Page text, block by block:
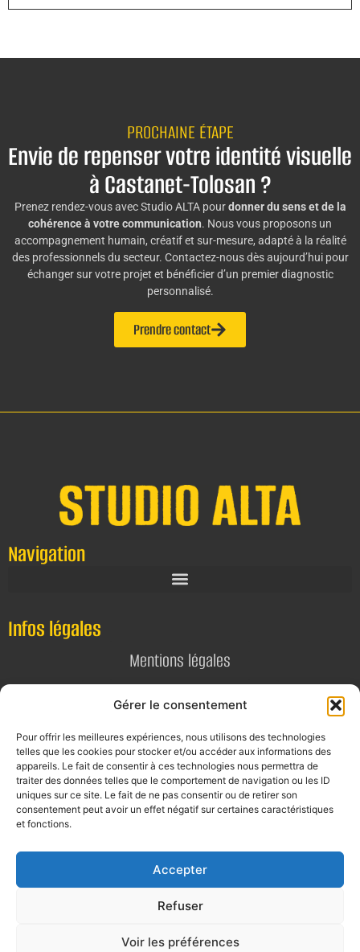
Gérer le consentement
Pour offrir les meilleures expériences, nous utilisons des technologies
telles que les cookies pour stocker et/ou accéder aux informations des
appareils. Le fait de consentir à ces technologies nous permettra de
traiter des données telles que le comportement de navigation ou les ID
uniques sur ce site. Le fait de ne pas consentir ou de retirer son
consentement peut avoir un effet négatif sur certaines caractéristiques
et fonctions.
Accepter
Refuser
Voir les préférences
PROCHAINE ÉTAPE
Envie de repenser votre identité visuelle
à Castanet-Tolosan ?
Prenez rendez-vous avec Studio ALTA pourdonner du sens et de la
cohérence à votre communication. Nous vous proposons un
accompagnement humain, créatif et sur-mesure, adapté à la réalité
des professionnels du secteur. Contactez-nous dès aujourd’hui pour
échanger sur votre projet et bénéficier d’un premier diagnostic
personnalisé.
Prendre contact
Navigation
Infos légales
Mentions légales
Politique de confidentialité
Contact
E-mail
contact@alta-studio.fr
0760115323